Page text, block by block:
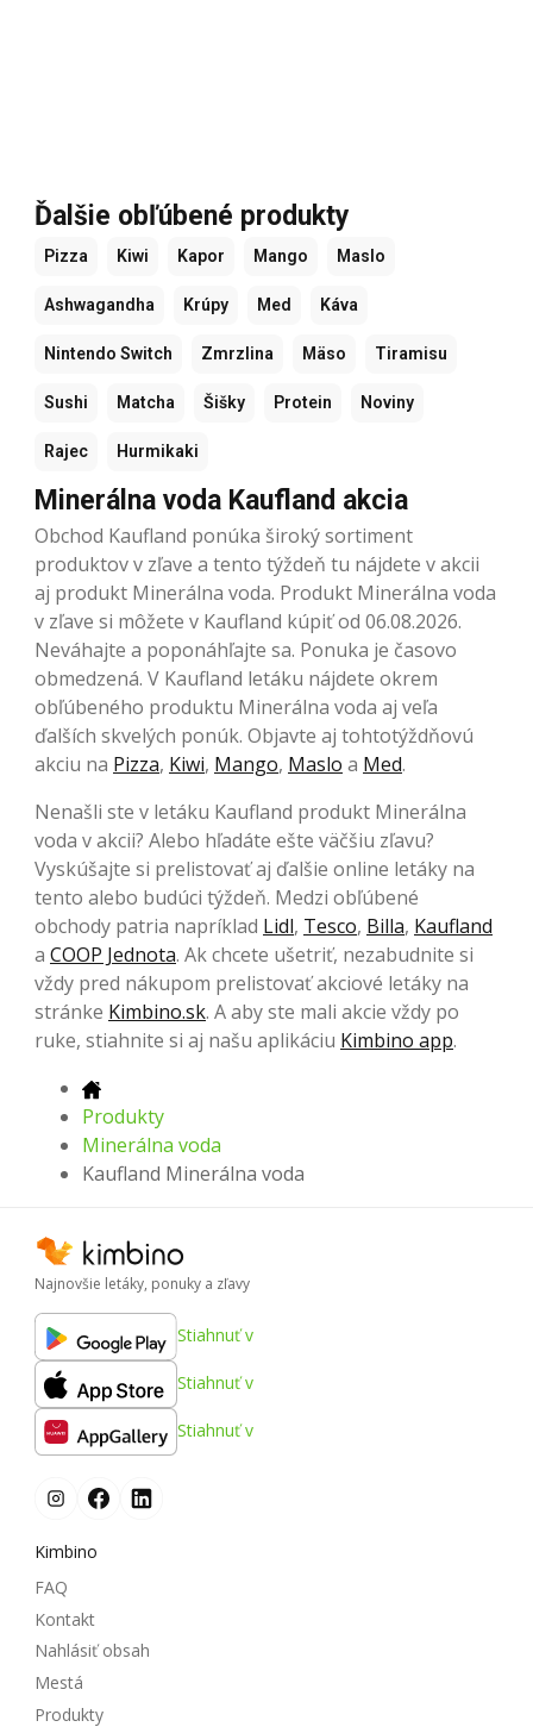
Ďalšie obľúbené produkty
Pizza Kiwi Kapor Mango Maslo
Ashwagandha Krúpy Med Káva
Nintendo Switch Zmrzlina Mäso Tiramisu
Sushi Matcha Šišky Protein Noviny
Rajec Hurmikaki
Minerálna voda Kaufland akcia
Obchod Kaufland ponúka široký sortiment
produktov v zľave a tento týždeň tu nájdete v akcii
aj produkt Minerálna voda. Produkt Minerálna voda
v zľave si môžete v Kaufland kúpiť od 06.08.2026.
Neváhajte a poponáhľajte sa. Ponuka je časovo
obmedzená. V Kaufland letáku nájdete okrem
obľúbeného produktu Minerálna voda aj veľa
ďalších skvelých ponúk. Objavte aj tohtotýždňovú
akciu na Pizza, Kiwi, Mango, Maslo a Med.
Nenašli ste v letáku Kaufland produkt Minerálna
voda v akcii? Alebo hľadáte ešte väčšiu zľavu?
Vyskúšajte si prelistovať aj ďalšie online letáky na
tento alebo budúci týždeň. Medzi obľúbené
obchody patria napríklad Lidl, Tesco, Billa, Kaufland
a COOP Jednota. Ak chcete ušetriť, nezabudnite si
vždy pred nákupom prelistovať akciové letáky na
stránke Kimbino.sk. A aby ste mali akcie vždy po
ruke, stiahnite si aj našu aplikáciu Kimbino app.
Produkty
Minerálna voda
Kaufland Minerálna voda
Najnovšie letáky, ponuky a zľavy
Stiahnuť v
Stiahnuť v
Stiahnuť v
Kimbino
FAQ
Kontakt
Nahlásiť obsah
Mestá
Produkty